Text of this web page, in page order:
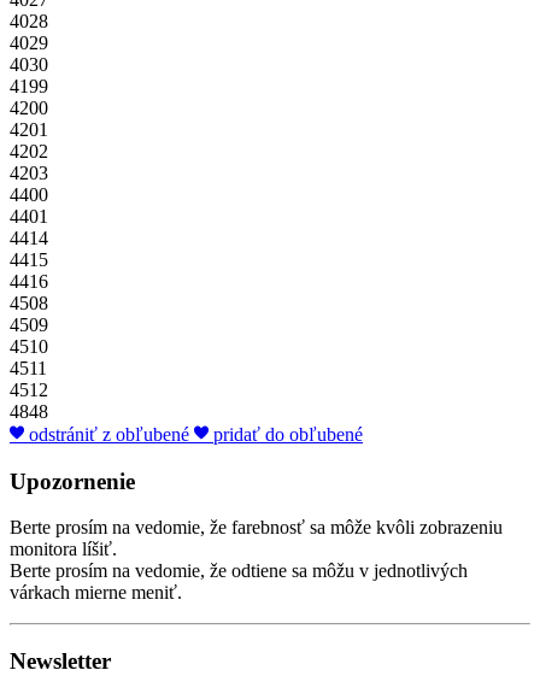
4028
4029
4030
4199
4200
4201
4202
4203
4400
4401
4414
4415
4416
4508
4509
4510
4511
4512
4848
odstrániť z obľubené
pridať do obľubené
Upozornenie
Berte prosím na vedomie, že farebnosť sa môže kvôli zobrazeniu
monitora líšiť.
Berte prosím na vedomie, že odtiene sa môžu v jednotlivých
várkach mierne meniť.
Newsletter